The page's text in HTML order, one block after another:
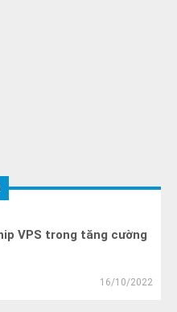
VPS trong tăng cường
16/10/2022